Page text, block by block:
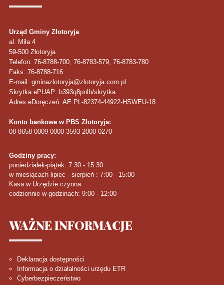
Urząd Gminy Złotoryja
al. Miła 4
59-500 Złotoryja
Telefon: 76-8788-700, 76-8783-579, 76-8783-780
Faks: 76-8788-716
E-mail: gminazlotoryja@zlotoryja.com.pl
Skrytka ePUAP: b393q8pnlb/skrytka
Adres eDoręczeń: AE:PL-82374-44922-HSWEU-18
Konto bankowe w PBS Złotoryja:
08-8658-0009-0000-3593-2000-0270
Godziny pracy:
poniedziałek-piątek: 7:30 - 15:30
w miesiącach lipiec - sierpień : 7:00 - 15:00
Kasa w Urzędzie czynna
codziennie w godzinach: 9:00 - 12:00
WAŻNEINFORMACJE
Deklaracja dostępności
Informacja o działalności urzędu ETR
Cyberbezpieczeństwo